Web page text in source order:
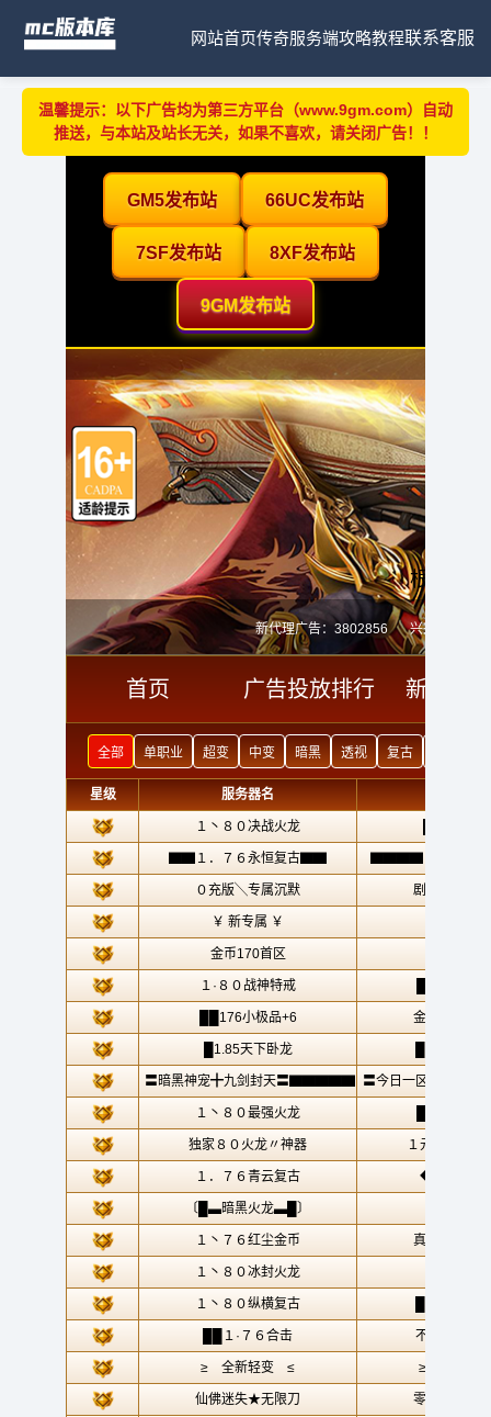
网站首页传奇服务端攻略教程联系客服
温馨提示：以下广告均为第三方平台（www.9gm.com）自动
推送，与本站及站长无关，如果不喜欢，请关闭广告！！